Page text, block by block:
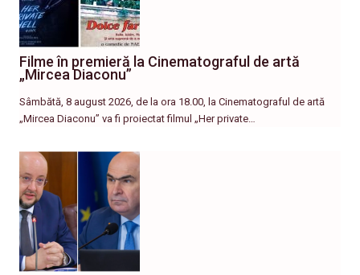
Filme în premieră la Cinematograful de artă
„Mircea Diaconu”
Sâmbătă, 8 august 2026, de la ora 18.00, la Cinematograful de artă
„Mircea Diaconu” va fi proiectat filmul „Her private…